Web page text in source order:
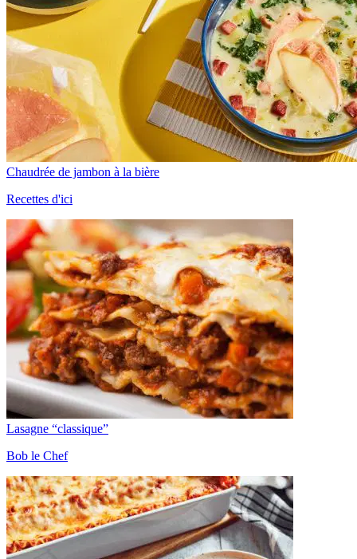
Chaudrée de jambon à la bière
Recettes d'ici
Lasagne “classique”
Bob le Chef